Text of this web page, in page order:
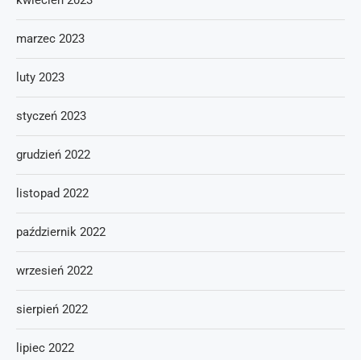
marzec 2023
luty 2023
styczeń 2023
grudzień 2022
listopad 2022
październik 2022
wrzesień 2022
sierpień 2022
lipiec 2022